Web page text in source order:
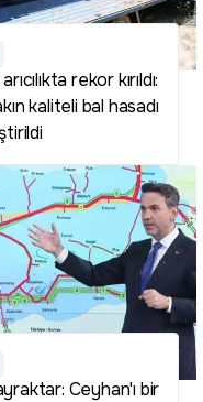
rekor kırıldı:
kaliteli bal hasadı
Ceyhan'ı bir